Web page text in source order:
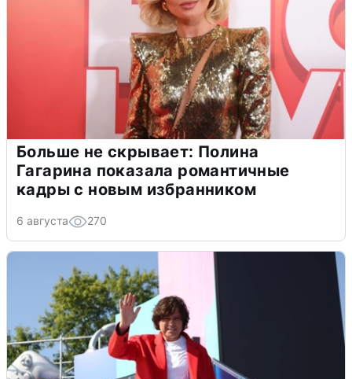
Больше не скрывает: Полина
Гагарина показала романтичные
кадры с новым избранником
6 августа 270